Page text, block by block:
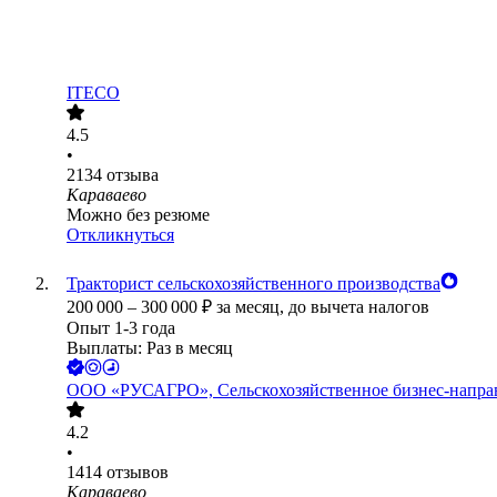
ITECO
4.5
•
2134 отзыва
Караваево
Можно без резюме
Откликнуться
Тракторист сельскохозяйственного производства
200 000 – 300 000 ₽ за месяц, до вычета налогов
Опыт 1-3 года
Выплаты: Раз в месяц
ООО «РУСАГРО», Сельскохозяйственное бизнес-
4.2
•
1414 отзывов
Караваево